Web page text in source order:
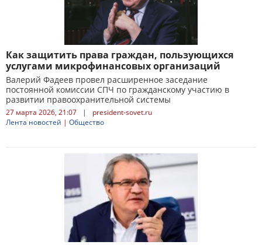
Как защитить права граждан, пользующихся
услугами микрофинансовых организаций
Валерий Фадеев провел расширенное заседание
постоянной комиссии СПЧ по гражданскому участию в
развитии правоохранительной системы
27 марта 2026, 21:07 |
president-sovet.ru
Лента новостей | Общество